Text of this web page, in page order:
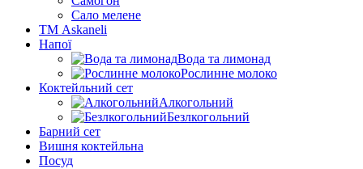
Сало мелене
ТМ Askaneli
Напої
Вода та лимонад
Рослинне молоко
Коктейльний сет
Алкогольний
Безлкогольний
Барний сет
Вишня коктейльна
Посуд